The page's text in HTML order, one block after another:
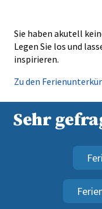
Sie haben akutell
Legen Sie los und
inspirieren.
Zu den
Sehr